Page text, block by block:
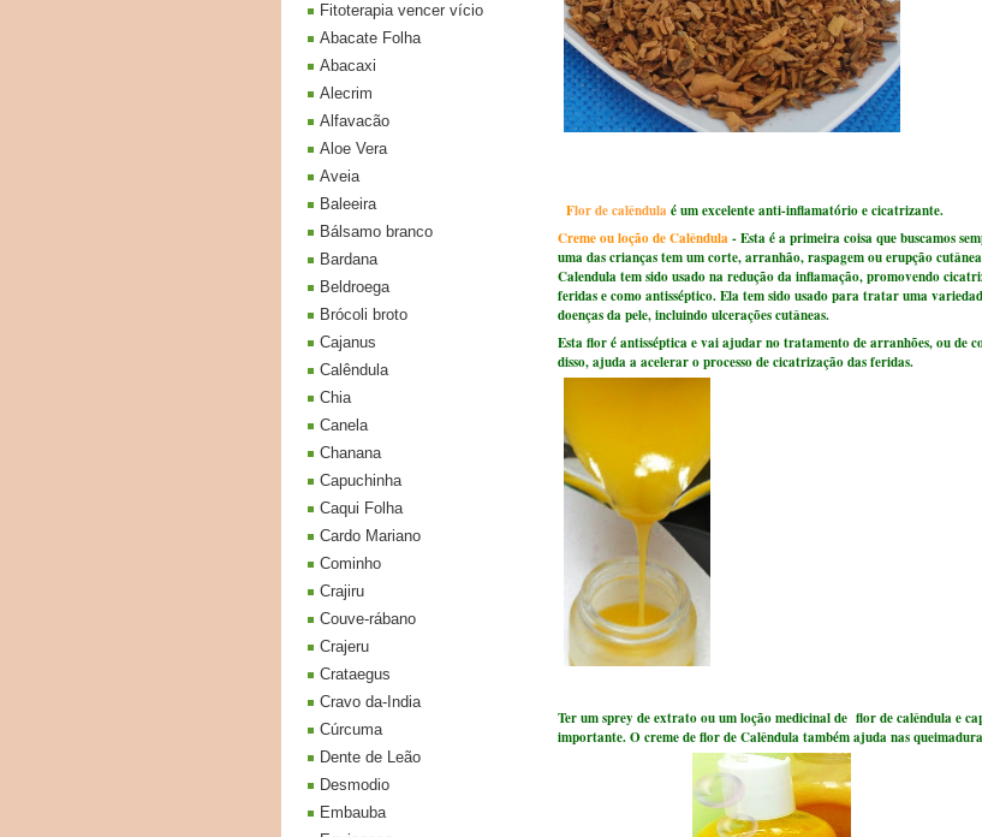
Flor de calêndula é um excelente anti-inflamatório e cicatrizante.
Creme ou loção de Calêndula- Esta é a primeira coisa que buscamos
uma das crianças tem um corte, arranhão, raspagem ou erupção
Calendula tem sido usado na redução da inflamação, promovendo
feridas e como antisséptico. Ela tem sido usado para tratar uma
doenças da pele, incluindo ulcerações cutâneas.
Esta flor é antisséptica e vai ajudar no tratamento de arranhões, ou de
disso, ajuda a acelerar o processo de cicatrização das feridas.
Ter um sprey de extrato ou um loção medicinal de flor de calêndula e
importante. O creme de flor de Calêndula também ajuda nas
Fitoterapia vencer vício
Abacate Folha
Abacaxi
Alecrim
Alfavacão
Aloe Vera
Aveia
Baleeira
Bálsamo branco
Bardana
Beldroega
Brócoli broto
Cajanus
Calêndula
Chia
Canela
Chanana
Capuchinha
Caqui Folha
Cardo Mariano
Cominho
Crajiru
Couve-rábano
Crajeru
Crataegus
Cravo da-India
Cúrcuma
Dente de Leão
Desmodio
Embauba